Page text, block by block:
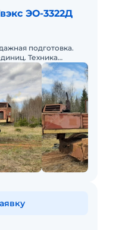
ЭО-3322Д
подготовка.
Техника
документов для ТС.